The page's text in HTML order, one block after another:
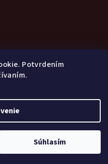
Potvrdením
Súhlasím
Shoptet